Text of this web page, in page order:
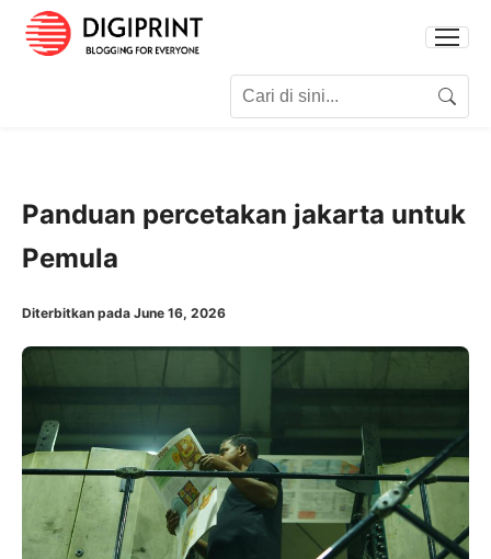
Search
Panduan percetakan jakarta untuk
Pemula
Diterbitkan pada June 16, 2026